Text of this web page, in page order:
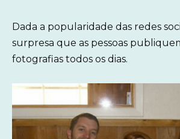
Dada a popularidade das redes
surpresa que as pessoas
fotografias todos os dias.